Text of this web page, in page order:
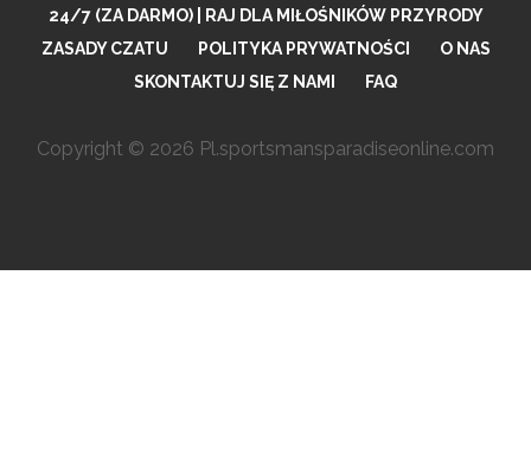
24/7 (ZA DARMO) | RAJ DLA MIŁOŚNIKÓW PRZYRODY
ZASADY CZATU
POLITYKA PRYWATNOŚCI
O NAS
SKONTAKTUJ SIĘ Z NAMI
FAQ
Copyright © 2026 Pl.sportsmansparadiseonline.com